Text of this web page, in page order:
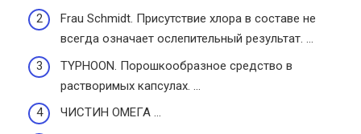
Frau Schmidt. Присутствие хлора в составе не
всегда означает ослепительный результат. …
TYPHOON. Порошкообразное средство в
растворимых капсулах. …
ЧИСТИН ОМЕГА …